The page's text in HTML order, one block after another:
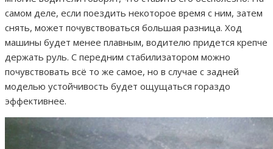
самом деле, если поездить некоторое время с ним, затем
снять, может почувствоваться большая разница. Ход
машины будет менее плавным, водителю придется крепче
держать руль. С передним стабилизатором можно
почувствовать всё то же самое, но в случае с задней
моделью устойчивость будет ощущаться гораздо
эффективнее.